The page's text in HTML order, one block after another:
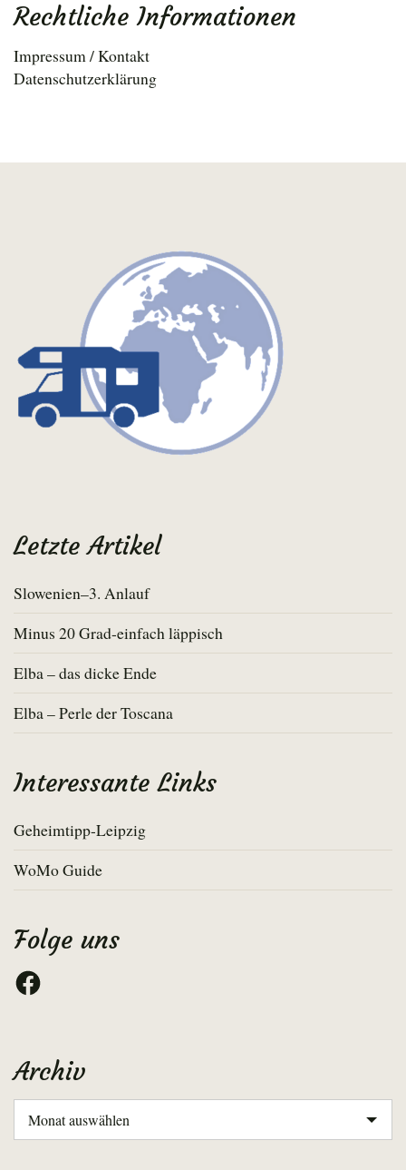
Rechtliche Informationen
Impressum / Kontakt
Datenschutzerklärung
Letzte Artikel
Slowenien–3. Anlauf
Minus 20 Grad-einfach läppisch
Elba – das dicke Ende
Elba – Perle der Toscana
Interessante Links
Geheimtipp-Leipzig
WoMo Guide
Folge uns
Facebook
Archiv
Archiv